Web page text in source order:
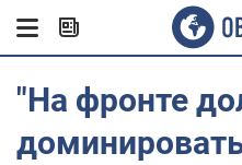
"На фронте